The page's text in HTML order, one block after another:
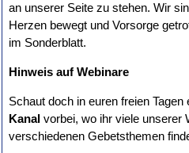
an unserer Seite zu stehen. Wir
Herzen bewegt und Vorsorge
im Sonderblatt.
Hinweis auf Webinare
Schaut doch in euren freien
Kanal vorbei, wo ihr viele unserer
verschiedenen Gebetsthemen